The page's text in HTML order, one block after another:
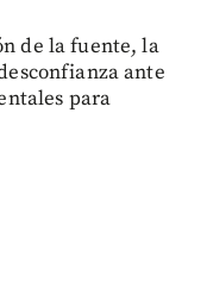
de la fuente, la
ante
para